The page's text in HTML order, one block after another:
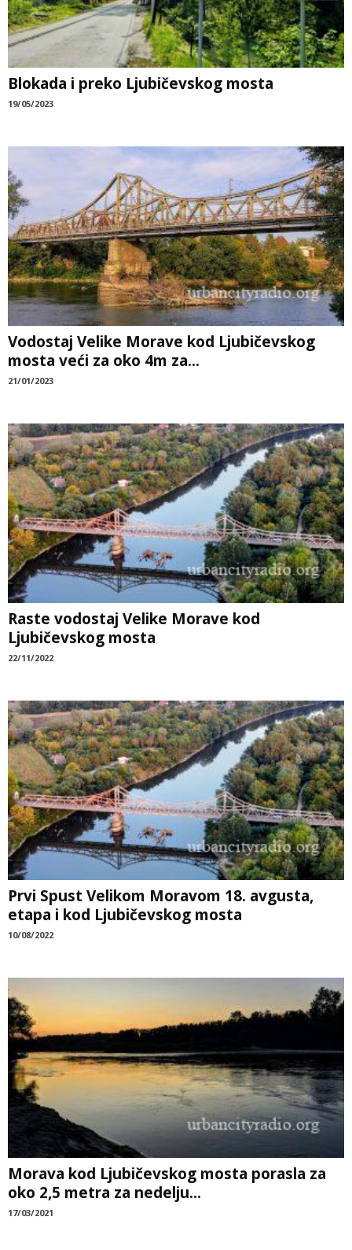
Blokada i preko Ljubičevskog mosta
19/05/2023
Vodostaj Velike Morave kod Ljubičevskog
mosta veći za oko 4m za...
21/01/2023
Raste vodostaj Velike Morave kod
Ljubičevskog mosta
22/11/2022
Prvi Spust Velikom Moravom 18. avgusta,
etapa i kod Ljubičevskog mosta
10/08/2022
Morava kod Ljubičevskog mosta porasla za
oko 2,5 metra za nedelju...
17/03/2021